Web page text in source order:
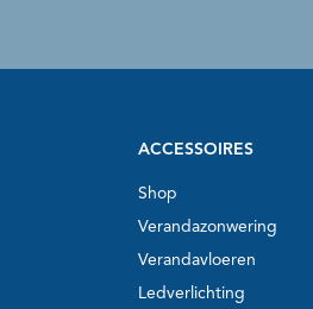
ACCESSOIRES
Shop
Verandazonwering
Verandavloeren
Ledverlichting